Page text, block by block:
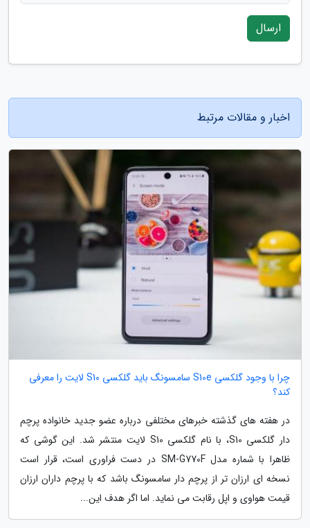
ارسال
اخبار و مقالات مرتبط
چرا با وجود گلکسی S10e سامسونگ باید گلکسی S10 لایت را معرفی
کند؟
در هفته های گذشته خبرهای مختلفی درباره عضو جدید خانواده پرچم
دار گلکسی S10، با نام گلکسی S10 لایت منتشر شد. این گوشی که
ظاهرا با شماره مدل SM-G770F در دست فراوری است، قرار است
نسخه ای ارزان تر از پرچم دار سامسونگ باشد که با پرچم داران ارزان
قیمت هواوی و اپل رقابت می نماید. اما اگر هدف این...